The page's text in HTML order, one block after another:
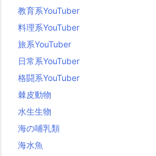
教育系YouTuber
料理系YouTuber
旅系YouTuber
日常系YouTuber
格闘系YouTuber
棘皮動物
水生生物
海の哺乳類
海水魚